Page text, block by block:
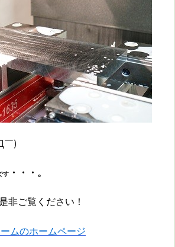
￣)
す ・・・。
非ご覧ください！
ムのホームページ